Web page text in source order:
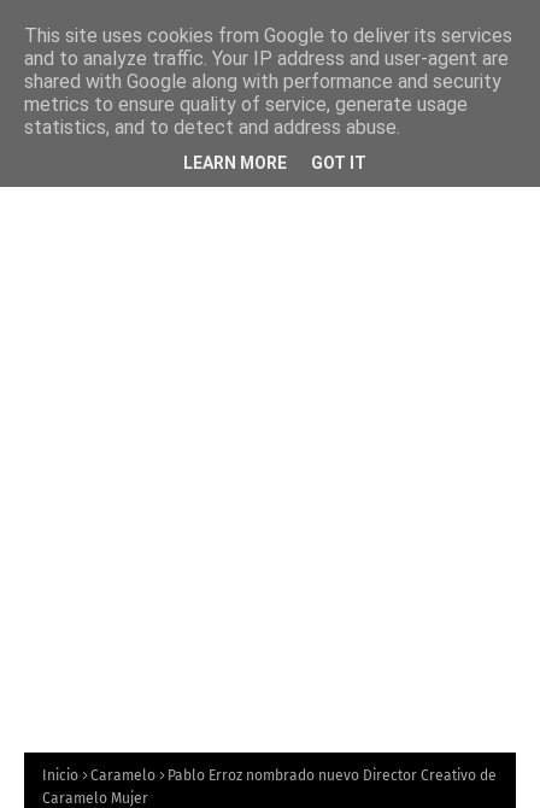
Inicio Caramelo
Pablo Erroz nombrado nuevo Director Creativo de
Caramelo Mujer
This site uses cookies from Google to deliver its services
and to analyze traffic. Your IP address and user-agent are
shared with Google along with performance and security
metrics to ensure quality of service, generate usage
statistics, and to detect and address abuse.
LEARN MORE GOT IT